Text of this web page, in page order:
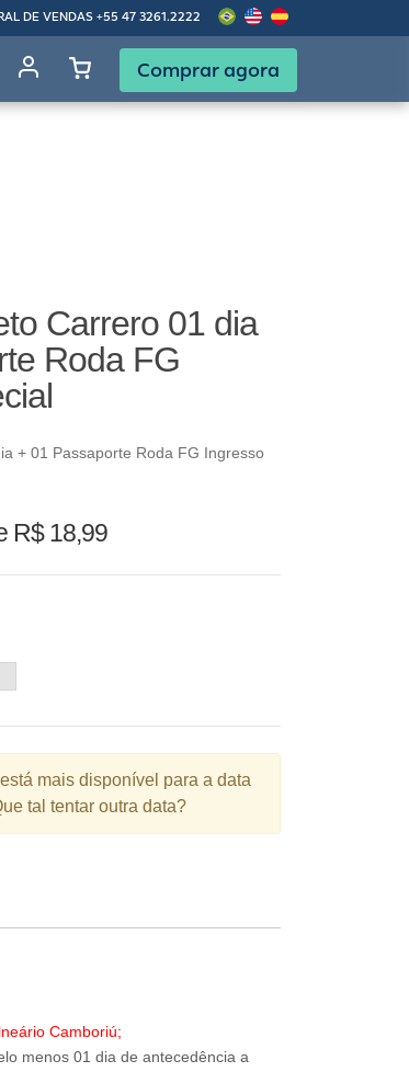
DE VENDAS +55 47 3261.2222
Comprar agora
Carrero 01 dia
Roda FG
+ 01 Passaporte Roda FG Ingresso
R$ 18,99
1
5 6 7 8
12 13 14 15
mais disponível para a data
tal tentar outra data?
Camboriú;
menos 01 dia de antecedência a